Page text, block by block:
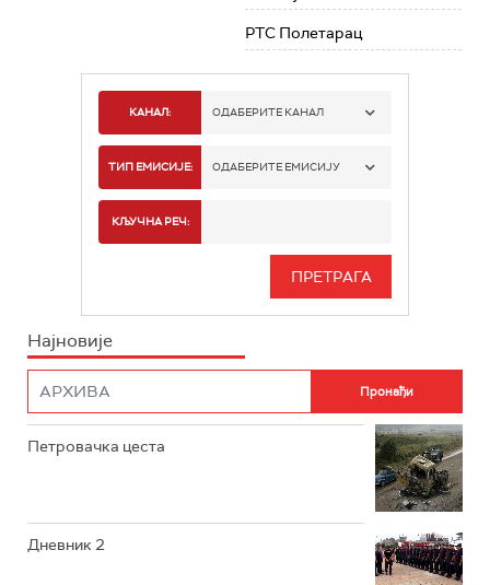
РТС Полетарац
КАНАЛ: ОДАБЕРИТЕ КАНАЛ
РТС 1
РТС 3
ТИП ЕМИСИЈЕ: ОДАБЕРИТЕ ЕМИСИЈУ
ИНФО
КЉУЧНА РЕЧ:
Најновије
Петровачка цеста
Дневник 2